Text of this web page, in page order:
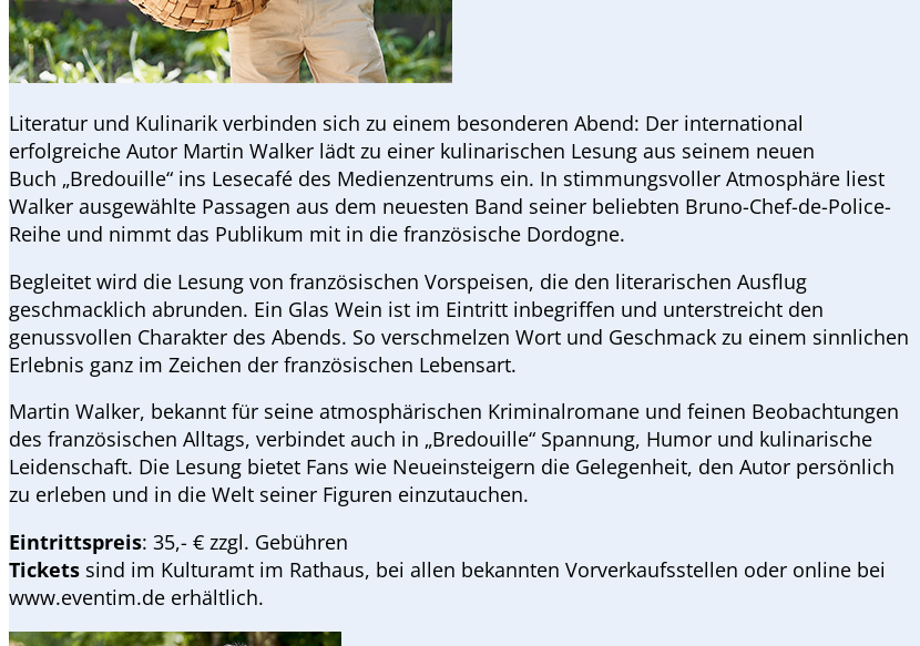
Literatur und Kulinarik verbinden sich zu einem besonderen Abend: Der international
erfolgreiche Autor Martin Walker lädt zu einer kulinarischen Lesung aus seinem neuen
Buch „Bredouille“ ins Lesecafé des Medienzentrums ein. In stimmungsvoller Atmosphäre liest
Walker ausgewählte Passagen aus dem neuesten Band seiner beliebten Bruno-Chef-de-Police-
Reihe und nimmt das Publikum mit in die französische Dordogne.
Begleitet wird die Lesung von französischen Vorspeisen, die den literarischen Ausflug
geschmacklich abrunden. Ein Glas Wein ist im Eintritt inbegriffen und unterstreicht den
genussvollen Charakter des Abends. So verschmelzen Wort und Geschmack zu einem sinnlichen
Erlebnis ganz im Zeichen der französischen Lebensart.
Martin Walker, bekannt für seine atmosphärischen Kriminalromane und feinen Beobachtungen
des französischen Alltags, verbindet auch in „Bredouille“ Spannung, Humor und kulinarische
Leidenschaft. Die Lesung bietet Fans wie Neueinsteigern die Gelegenheit, den Autor persönlich
zu erleben und in die Welt seiner Figuren einzutauchen.
Eintrittspreis: 35,- € zzgl. Gebühren
Tickets sind im Kulturamt im Rathaus, bei allen bekannten Vorverkaufsstellen oder online bei
www.eventim.de erhältlich.